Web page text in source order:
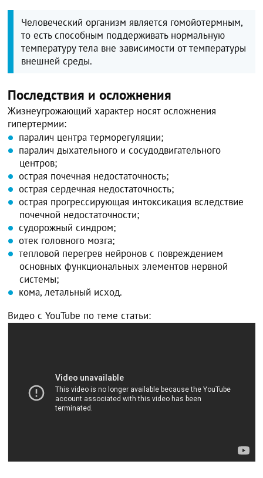
Человеческий организм является гомойотермным,
то есть способным поддерживать нормальную
температуру тела вне зависимости от температуры
внешней среды.
Последствия и осложнения
Жизнеугрожающий характер носят осложнения
гипертермии:
паралич центра терморегуляции;
паралич дыхательного и сосудодвигательного
центров;
острая почечная недостаточность;
острая сердечная недостаточность;
острая прогрессирующая интоксикация вследствие
почечной недостаточности;
судорожный синдром;
отек головного мозга;
тепловой перегрев нейронов с повреждением
основных функциональных элементов нервной
системы;
кома, летальный исход.
Видео с YouTube по теме статьи: